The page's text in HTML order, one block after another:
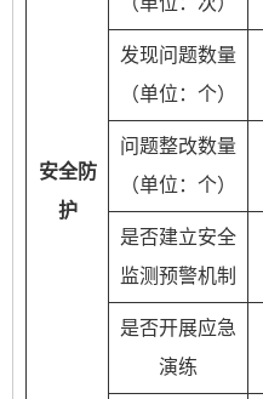
安全防
护
发现问题数量
（单位：个）
问题整改数量
（单位：个）
是否建立安全
监测预警机制
是否开展应急
演练